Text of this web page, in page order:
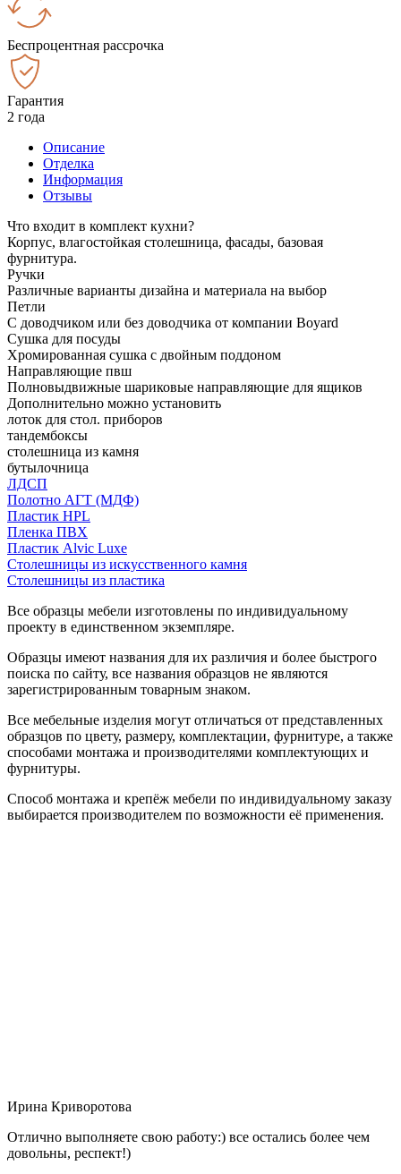
Беспроцентная рассрочка
Гарантия
2 года
Описание
Отделка
Информация
Отзывы
Что входит в комплект кухни?
Корпус, влагостойкая столешница, фасады, базовая
фурнитура.
Ручки
Различные варианты дизайна и материала на выбор
Петли
С доводчиком или без доводчика от компании Boyard
Сушка для посуды
Хромированная сушка с двойным поддоном
Направляющие пвш
Полновыдвижные шариковые направляющие для ящиков
Дополнительно можно установить
лоток для стол. приборов
тандембоксы
столешница из камня
бутылочница
ЛДСП
Полотно АГТ (МДФ)
Пластик HPL
Пленка ПВХ
Пластик Alvic Luxe
Столешницы из искусственного камня
Столешницы из пластика
Все образцы мебели изготовлены по индивидуальному
проекту в единственном экземпляре.
Образцы имеют названия для их различия и более быстрого
поиска по сайту, все названия образцов не являются
зарегистрированным товарным знаком.
Все мебельные изделия могут отличаться от представленных
образцов по цвету, размеру, комплектации, фурнитуре, а также
способами монтажа и производителями комплектующих и
фурнитуры.
Способ монтажа и крепёж мебели по индивидуальному заказу
выбирается производителем по возможности её применения.
Ирина Криворотова
Отлично выполняете свою работу:) все остались более чем
довольны, респект!)